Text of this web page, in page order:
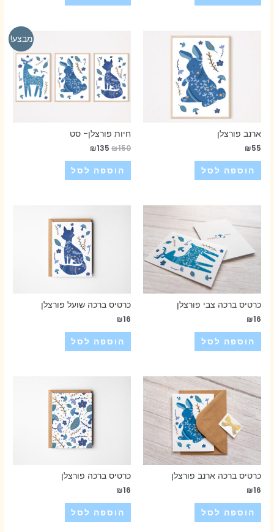
ארנב פורצלן
₪55
הוספה לסל
מבצע!
חיות פורצלן- סט
₪150
₪135
הוספה לסל
כרטיס ברכה צבי פורצלן
₪16
הוספה לסל
כרטיס ברכה שועל פורצלן
₪16
הוספה לסל
כרטיס ברכה ארנב פורצלן
₪16
הוספה לסל
כרטיס ברכה פורצלן
₪16
הוספה לסל